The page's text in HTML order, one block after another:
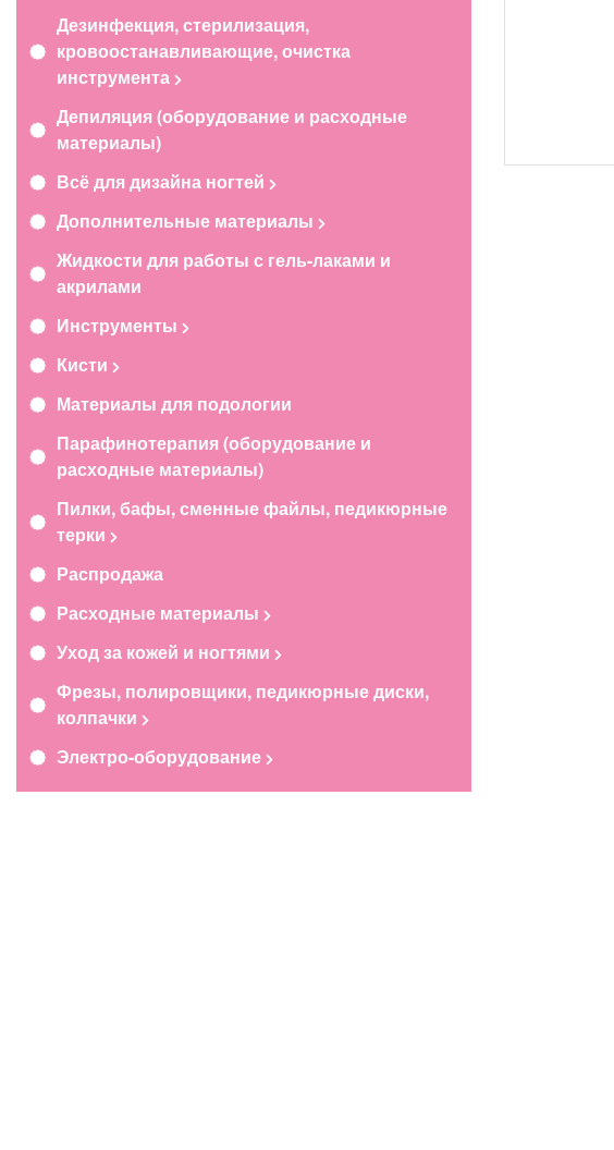
Дезинфекция, стерилизация,
кровоостанавливающие, очистка
инструмента
Депиляция (оборудование и расходные
материалы)
Всё для дизайна ногтей
Дополнительные материалы
Жидкости для работы с гель-лаками и
акрилами
Инструменты
Кисти
Материалы для подологии
Парафинотерапия (оборудование и
расходные материалы)
Пилки, бафы, сменные файлы, педикюрные
терки
Распродажа
Расходные материалы
Уход за кожей и ногтями
Фрезы, полировщики, педикюрные диски,
колпачки
Электро-оборудование